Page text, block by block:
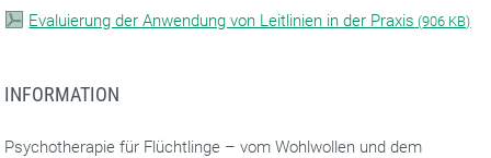
Evaluierung der Anwendung von Leitlinien in der Praxis (906 KB)
INFORMATION
Psychotherapie für Flüchtlinge – vom Wohlwollen und dem